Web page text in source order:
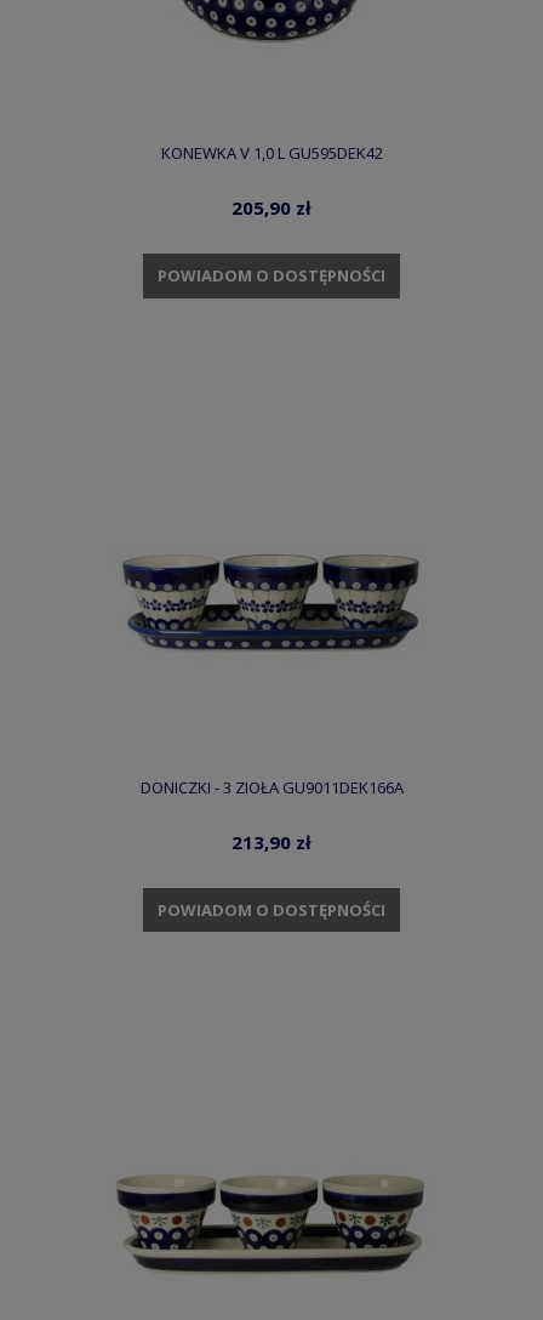
KONEWKA V 1,0 L GU595DEK42
205,90 zł
POWIADOM O DOSTĘPNOŚCI
DONICZKI - 3 ZIOŁA GU9011DEK166A
213,90 zł
POWIADOM O DOSTĘPNOŚCI